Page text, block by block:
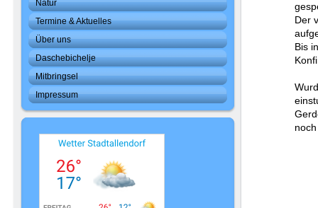
Natur
Termine & Aktuelles
Über uns
Daschebichelje
Mitbringsel
Impressum
Der
Bis